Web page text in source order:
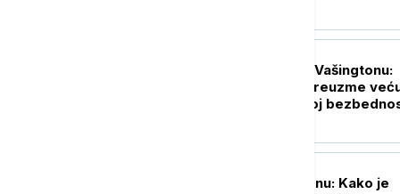
Rubio i Miliband u Vašingtonu:
Evropa mora da preuzme
ulogu u sopstvenoj
Istraga u Vašingtonu: Kako je